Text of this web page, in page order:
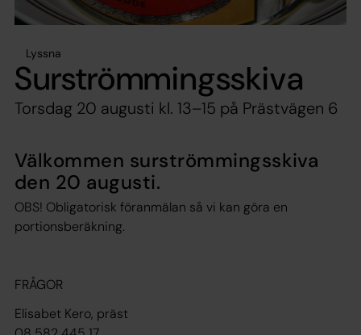
Lyssna
Surströmmingsskiva
Torsdag 20 augusti kl. 13–15 på Prästvägen 6
Välkommen surströmmingsskiva
den 20 augusti.
OBS! Obligatorisk föranmälan så vi kan göra en
portionsberäkning.
FRÅGOR
Elisabet Kero, präst